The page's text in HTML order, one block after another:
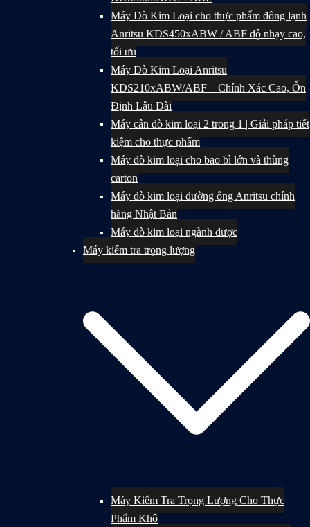
Máy Dò Kim Loại cho thực phẩm đông lạnh
Anritsu KDS450xABW / ABF độ nhạy cao,
tối ưu
Máy Dò Kim Loại Anritsu
KDS210xABW/ABF – Chính Xác Cao, Ổn
Định Lâu Dài
Máy cân dò kim loại 2 trong 1 | Giải pháp tiết
kiệm cho thực phẩm
Máy dò kim loại cho bao bì lớn và thùng
carton
Máy dò kim loại đường ống Anritsu chính
hãng Nhật Bản
Máy dò kim loại ngành dược
Máy kiểm tra trọng lượng
Máy Kiểm Tra Trọng Lượng Cho Thực
Phẩm Khô